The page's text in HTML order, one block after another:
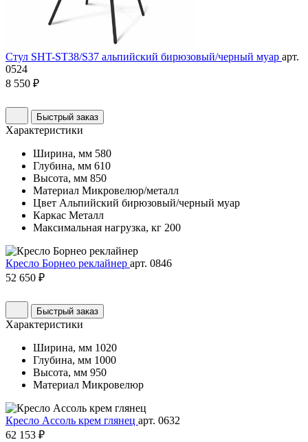
Стул SHT-ST38/S37 альпийский бирюзовый/черный муар арт.
0524
8 550 ₽
Быстрый заказ
Характеристики
Ширина, мм 580
Глубина, мм 610
Высота, мм 850
Материал Микровелюр/металл
Цвет Альпийский бирюзовый/черный муар
Каркас Металл
Максимальная нагрузка, кг 200
Кресло Борнео реклайнер арт. 0846
52 650 ₽
Быстрый заказ
Характеристики
Ширина, мм 1020
Глубина, мм 1000
Высота, мм 950
Материал Микровелюр
Кресло Ассоль крем глянец арт. 0632
62 153 ₽